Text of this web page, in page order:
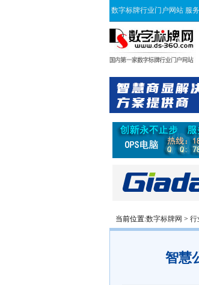
数字标牌行业门户网站 服
当前位置:数字标牌网 > 行
智慧